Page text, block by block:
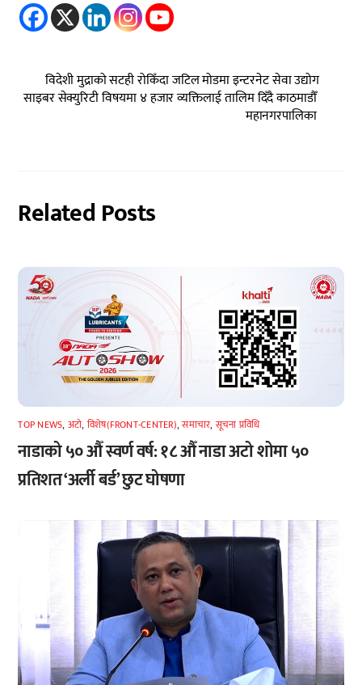
विदेशी मुद्राको सटही रोकिँदा जटिल मोडमा इन्टरनेट सेवा उद्योग
साइबर सेक्युरिटी विषयमा ४ हजार व्यक्तिलाई तालिम दिँदै काठमाडौँ
महानगरपालिका
Related Posts
TOP NEWS, अटाे, विशेष(FRONT-CENTER),समाचार, सूचना प्रविधि
नाडाको ५० औँ स्वर्ण वर्ष: १८ औँ नाडा अटो शोमा ५०
प्रतिशत ‘अर्ली बर्ड’ छुट घोषणा